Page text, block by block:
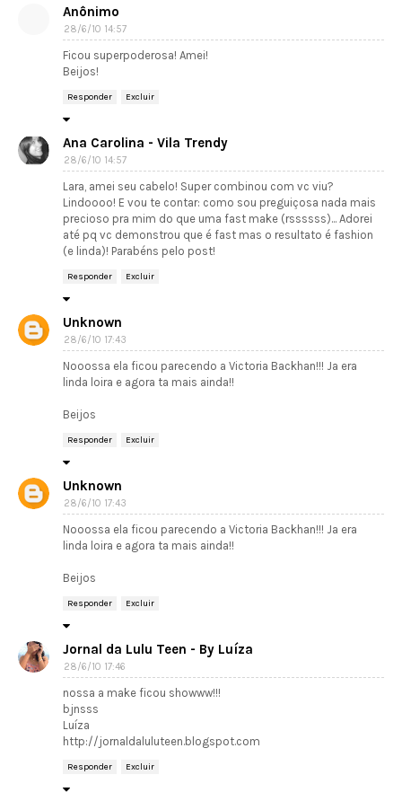
Anônimo
28/6/10 14:57
Ficou superpoderosa! Amei!
Beijos!
Responder Excluir
Ana Carolina - Vila Trendy
28/6/10 14:57
Lara, amei seu cabelo! Super combinou com vc viu?
Lindoooo! E vou te contar: como sou preguiçosa nada mais
precioso pra mim do que uma fast make (rssssss)... Adorei
até pq vc demonstrou que é fast mas o resultato é fashion
(e linda)! Parabéns pelo post!
Responder Excluir
Unknown
28/6/10 17:43
Nooossa ela ficou parecendo a Victoria Backhan!!! Ja era
linda loira e agora ta mais ainda!!
Beijos
Responder Excluir
Unknown
28/6/10 17:43
Nooossa ela ficou parecendo a Victoria Backhan!!! Ja era
linda loira e agora ta mais ainda!!
Beijos
Responder Excluir
Jornal da Lulu Teen - By Luíza
28/6/10 17:46
nossa a make ficou showww!!!
bjnsss
Luíza
http://jornaldaluluteen.blogspot.com
Responder Excluir